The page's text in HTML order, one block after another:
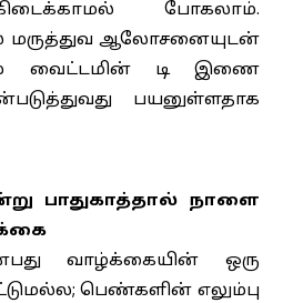
போகலாம்.
மருத்துவ ஆலோசனையுடன்
வைட்டமின் டி இணை
பயனுள்ளதாக
பாதுகாத்தால் நாளை
வாழ்க்கையின் ஒரு
பெண்களின் எலும்பு